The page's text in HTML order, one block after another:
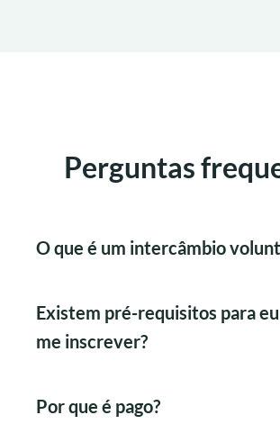
Perguntas
O que é um intercâmbio
Existem pré-requisitos para
me inscrever?
Por que é pago?